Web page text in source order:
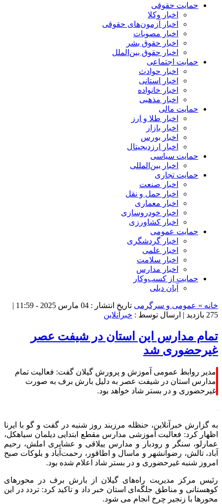
حمایت حقوقی
اخبار وکلا
اخبار آزمون‌های حقوقی
اخبار مصوبات
اخبار حقوق بشر
اخبار حقوق بین‌الملل
حمایت اجتماعی
اخبار حوادث
اخبار استانی
اخبار خانواده
اخبار مذهبی
حمایت مالی
اخبار طلا و ارز
اخبار بازار
اخبار بورس
اخبار ارزدیجیتال
حمایت سیاسی
اخبار بین‌المللی
حمایت تجاری
اخبار صنعت
اخبار حمل و نقل
اخبار معماری
اخبار خودروسازی
اخبار کشاورزی
حمایت عمومی
اخبار گردشگری
اخبار علمی
اخبار سلامت
اخبار مدارس
حمایت از کسب‌وکار
آبان دیلی
خانه » عمومی و سرگرمی تاریخ انتشار : 04 مارس 2025 - 11:59 |
275 بازدید
| ارسال توسط : خبرآنلاین
تمام مدارس این استان در شیفت عصر
غیرحضوری شد
مدیر روابط عمومی آموزش و پرورش گیلان گفت: فعالیت تمام
مدارس استان در شیفت عصر به دلیل بارش برف به صورت
غیرحضوری و در بستر شاد خواهد بود.
به گزارش خبرآنلاین، حنظله مرزبند روز شنبه در گفت و گو با ایرنا
اظهار کرد: فعالیت آموزشی مدارس مقطع ابتدایی دیلمان سیاهکل،
عمارلو، سنگر و رودبار و مدارس ییلاقی و عشایری املش، رحیم
آباد، تالش، رضوانشهر و ماسال و اطاقور، رحمت‌آباد و بلوکات صبح
امروز شنبه غیرحضوری و در بستر شاد اعلام شده بود.
رئیس مرکز مدیریت راه‌های گیلان از بارش برف در محورهای
کوهستانی و مناطق جلگه‌ای استان خبر داد و تاکید کرد: تردد در این
محورها با زنجیر چرخ انجام می شود.